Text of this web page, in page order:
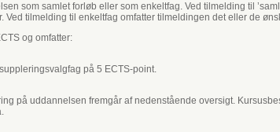
som samlet forløb eller som enkeltfag. Ved tilmelding til
tilmelding til enkeltfag omfatter tilmeldingen det eller de
og omfatter:
på 5 ECTS-point.
på uddannelsen fremgår af nedenstående oversigt.